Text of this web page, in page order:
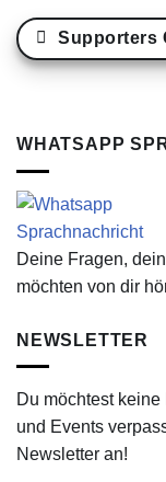
Supporters
WHATSAPP
Deine Fragen,
möchten von dir
NEWSLETTER
Du möchtest
und Events
Newsletter an!